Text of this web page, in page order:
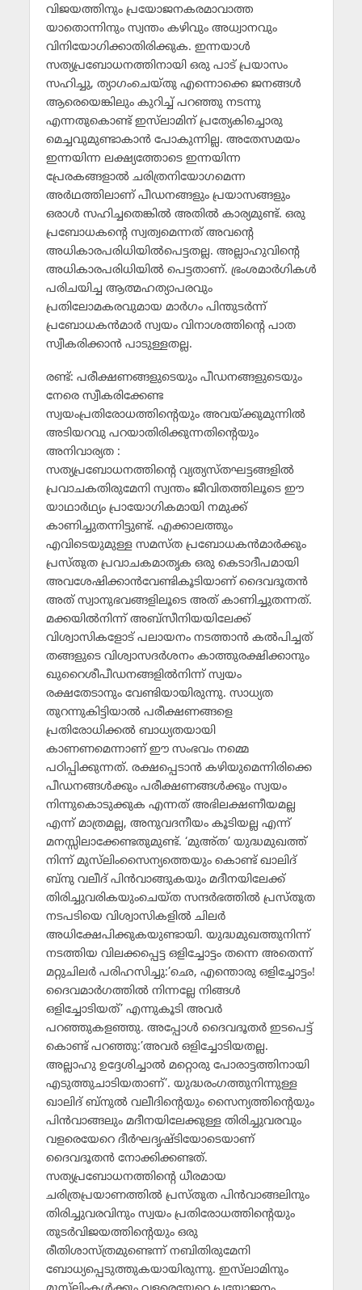
വിജയത്തിനും പ്രയോജനകരമാവാത്ത
യാതൊന്നിനും സ്വന്തം കഴിവും അധ്വാനവും
വിനിയോഗിക്കാതിരിക്കുക. ഇന്നയാള്‍
സത്യപ്രബോധനത്തിനായി ഒരു പാട് പ്രയാസം
സഹിച്ചു, ത്യാഗംചെയ്തു എന്നൊക്കെ ജനങ്ങള്‍
ആരെയെങ്കിലും കുറിച്ച് പറഞ്ഞു നടന്നു
എന്നതുകൊണ്ട് ഇസ്‌ലാമിന് പ്രത്യേകിച്ചൊരു
മെച്ചവുമുണ്ടാകാന്‍ പോകുന്നില്ല. അതേസമയം
ഇന്നയിന്ന ലക്ഷ്യത്തോടെ ഇന്നയിന്ന
പ്രേരകങ്ങളാല്‍ ചരിത്രനിയോഗമെന്ന
അര്‍ഥത്തിലാണ് പീഡനങ്ങളും പ്രയാസങ്ങളും
ഒരാള്‍ സഹിച്ചതെങ്കില്‍ അതില്‍ കാര്യമുണ്ട്. ഒരു
പ്രബോധകന്റെ സ്വത്വമെന്നത് അവന്റെ
അധികാരപരിധിയില്‍പെട്ടതല്ല. അല്ലാഹുവിന്റെ
അധികാരപരിധിയില്‍ പെട്ടതാണ്. ഭ്രംശമാര്‍ഗികള്‍
പരിചയിച്ച ആത്മഹത്യാപരവും
പ്രതിലോമകരവുമായ മാര്‍ഗം പിന്തുടര്‍ന്ന്
പ്രബോധകന്‍മാര്‍ സ്വയം വിനാശത്തിന്റെ പാത
സ്വീകരിക്കാന്‍ പാടുള്ളതല്ല.
രണ്ട്: പരീക്ഷണങ്ങളുടെയും പീഡനങ്ങളുടെയും
നേരെ സ്വീകരിക്കേണ്ട
സ്വയംപ്രതിരോധത്തിന്റെയും അവയ്ക്കുമുന്നില്‍
അടിയറവു പറയാതിരിക്കുന്നതിന്റെയും
അനിവാര്യത :
സത്യപ്രബോധനത്തിന്റെ വ്യത്യസ്തഘട്ടങ്ങളില്‍
പ്രവാചകതിരുമേനി സ്വന്തം ജീവിതത്തിലൂടെ ഈ
യാഥാര്‍ഥ്യം പ്രായോഗികമായി നമുക്ക്
കാണിച്ചുതന്നിട്ടുണ്ട്. എക്കാലത്തും
എവിടെയുമുള്ള സമസ്ത പ്രബോധകന്‍മാര്‍ക്കും
പ്രസ്തുത പ്രവാചകമാതൃക ഒരു കെടാദീപമായി
അവശേഷിക്കാന്‍വേണ്ടികൂടിയാണ് ദൈവദൂതന്‍
അത് സ്വാനുഭവങ്ങളിലൂടെ അത് കാണിച്ചുതന്നത്.
മക്കയില്‍നിന്ന് അബ്‌സീനിയയിലേക്ക്
വിശ്വാസികളോട് പലായനം നടത്താന്‍ കല്‍പിച്ചത്
തങ്ങളുടെ വിശ്വാസദര്‍ശനം കാത്തുരക്ഷിക്കാനും
ഖുറൈശീപീഡനങ്ങളില്‍നിന്ന് സ്വയം
രക്ഷതേടാനും വേണ്ടിയായിരുന്നു. സാധ്യത
തുറന്നുകിട്ടിയാല്‍ പരീക്ഷണങ്ങളെ
പ്രതിരോധിക്കല്‍ ബാധ്യതയായി
കാണണമെന്നാണ് ഈ സംഭവം നമ്മെ
പഠിപ്പിക്കുന്നത്. രക്ഷപ്പെടാന്‍ കഴിയുമെന്നിരിക്കെ
പീഡനങ്ങള്‍ക്കും പരീക്ഷണങ്ങള്‍ക്കും സ്വയം
നിന്നുകൊടുക്കുക എന്നത് അഭിലക്ഷണീയമല്ല
എന്ന് മാത്രമല്ല, അനുവദനീയം കൂടിയല്ല എന്ന്
മനസ്സിലാക്കേണ്ടതുമുണ്ട്. ‘മുഅ്ത’ യുദ്ധമുഖത്ത്
നിന്ന് മുസ്‌ലിംസൈന്യത്തെയും കൊണ്ട് ഖാലിദ്
ബ്‌നു വലീദ് പിന്‍വാങ്ങുകയും മദീനയിലേക്ക്
തിരിച്ചുവരികയുംചെയ്ത സന്ദര്‍ഭത്തില്‍ പ്രസ്തുത
നടപടിയെ വിശ്വാസികളില്‍ ചിലര്‍
അധിക്ഷേപിക്കുകയുണ്ടായി. യുദ്ധമുഖത്തുനിന്ന്
നടത്തിയ വിലക്കപ്പെട്ട ഒളിച്ചോട്ടം തന്നെ അതെന്ന്
മറ്റുചിലര്‍ പരിഹസിച്ചു:’ഛെ, എന്തൊരു ഒളിച്ചോട്ടം!
ദൈവമാര്‍ഗത്തില്‍ നിന്നല്ലേ നിങ്ങള്‍
ഒളിച്ചോടിയത്’ എന്നുകൂടി അവര്‍
പറഞ്ഞുകളഞ്ഞു. അപ്പോള്‍ ദൈവദൂതര്‍ ഇടപെട്ട്
കൊണ്ട് പറഞ്ഞു:’അവര്‍ ഒളിച്ചോടിയതല്ല.
അല്ലാഹു ഉദ്ദേശിച്ചാല്‍ മറ്റൊരു പോരാട്ടത്തിനായി
എടുത്തുചാടിയതാണ്’. യുദ്ധരംഗത്തുനിന്നുള്ള
ഖാലിദ് ബ്‌നുല്‍ വലീദിന്റെയും സൈന്യത്തിന്റെയും
പിന്‍വാങ്ങലും മദീനയിലേക്കുള്ള തിരിച്ചുവരവും
വളരെയേറെ ദീര്‍ഘദൃഷ്ടിയോടെയാണ്
ദൈവദൂതന്‍ നോക്കിക്കണ്ടത്.
സത്യപ്രബോധനത്തിന്റെ ധീരമായ
ചരിത്രപ്രയാണത്തില്‍ പ്രസ്തുത പിന്‍വാങ്ങലിനും
തിരിച്ചുവരവിനും സ്വയം പ്രതിരോധത്തിന്റെയും
തുടര്‍വിജയത്തിന്റെയും ഒരു
രീതിശാസ്ത്രമുണ്ടെന്ന് നബിതിരുമേനി
ബോധ്യപ്പെടുത്തുകയായിരുന്നു. ഇസ്‌ലാമിനും